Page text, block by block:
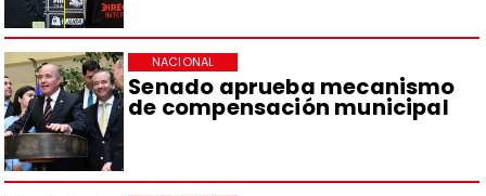
Senado aprueba mecanismo
de compensación municipal
NACIONAL